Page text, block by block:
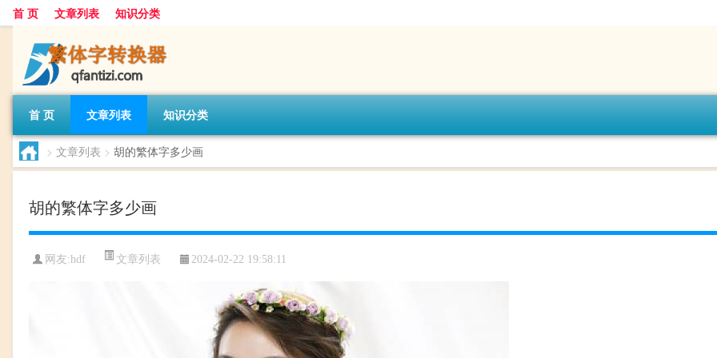
首 页 文章列表 知识分类
首 页 文章列表 知识分类
> 文章列表 > 胡的繁体字多少画
胡的繁体字多少画
网友:hdf 文章列表 2024-02-22 19:58:11